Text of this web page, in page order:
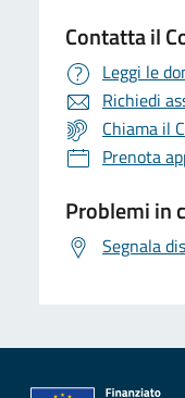
Contatta il
Leggi le
Richiedi
Chiama il
Prenota
Problemi in
Segnala